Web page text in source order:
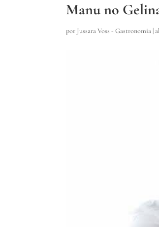
Manu no
por Jussara Voss - Gastronomia |